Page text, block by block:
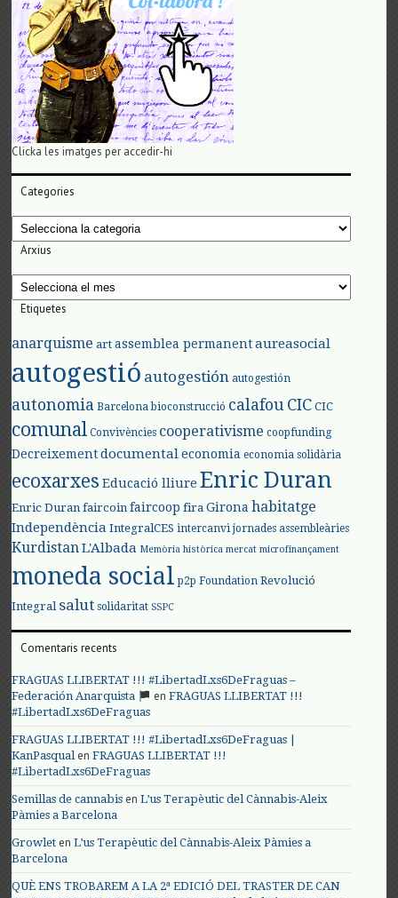
Clicka les imatges per accedir-hi
Categories
Categories
Arxius
Arxius
Etiquetes
anarquisme art assemblea permanent aureasocial
autogestió autogestión autogestión
autonomia Barcelona bioconstrucció calafouCIC CIC
comunal Convivències cooperativisme coopfunding
Decreixement documental economia economia solidària
ecoxarxes Educació lliure Enric Duran
Enric Duran faircoin faircoop fira Girona habitatge
Independència IntegralCES intercanvi jornades assembleàries
KurdistanL'Albada Memòria històrica mercat microfinançament
moneda social p2p Foundation Revolució
Integral salut solidaritat SSPC
Comentaris recents
FRAGUAS LLIBERTAT !!! #LibertadLxs6DeFraguas –
Federación Anarquista
enFRAGUAS LLIBERTAT !!!
#LibertadLxs6DeFraguas
FRAGUAS LLIBERTAT !!! #LibertadLxs6DeFraguas |
KanPasqualenFRAGUAS LLIBERTAT !!!
#LibertadLxs6DeFraguas
Semillas de cannabis enL’us Terapèutic del Cànnabis-Aleix
Pàmies a Barcelona
Growlet enL’us Terapèutic del Cànnabis-Aleix Pàmies a
Barcelona
QUÈ ENS TROBAREM A LA 2ª EDICIÓ DEL TRASTER DE CAN